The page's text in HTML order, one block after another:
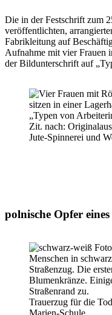
Die in der Festschrift zum
veröffentlichten,
Fabrikleitung auf
Aufnahme mit vier Frauen
der Bildunterschrift auf
„Typen von
Zit. nach:
Jute-Spinnerei und
polnische Opfer
Trauerzug für die